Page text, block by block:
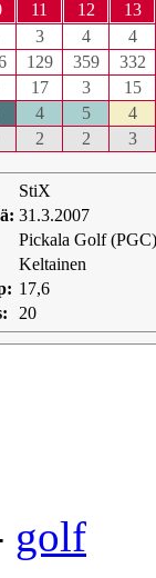
11 12
13
3 4
4
129 359
332
17 3
15
4 5
4
2 2 3
StiX
31.3.2007
Pickala Golf
Keltainen
17,6
20
golf